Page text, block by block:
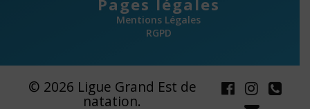
Pages légales
Mentions Légales
RGPD
© 2026 Ligue Grand Est de
natation.